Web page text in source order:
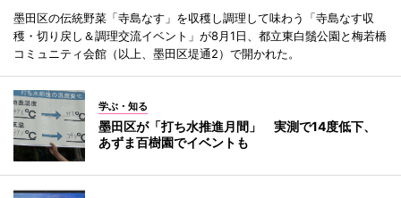
墨田区の伝統野菜「寺島なす」を収穫し調理して味わう「寺島なす収
穫・切り戻し＆調理交流イベント」が8月1日、都立東白鬚公園と梅若橋
コミュニティ会館（以上、墨田区堤通2）で開かれた。
学ぶ・知る
墨田区が「打ち水推進月間」 実測で14度低下、
あずま百樹園でイベントも